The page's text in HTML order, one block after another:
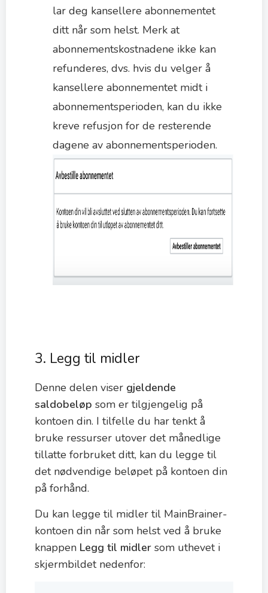
lar deg kansellere abonnementet
ditt når som helst. Merk at
abonnementskostnadene ikke kan
refunderes, dvs. hvis du velger å
kansellere abonnementet midt i
abonnementsperioden, kan du ikke
kreve refusjon for de resterende
dagene av abonnementsperioden.
3. Legg til midler
Denne delen viser gjeldende
saldobeløp som er tilgjengelig på
kontoen din. I tilfelle du har tenkt å
bruke ressurser utover det månedlige
tillatte forbruket ditt, kan du legge til
det nødvendige beløpet på kontoen din
på forhånd.
Du kan legge til midler til MainBrainer-
kontoen din når som helst ved å bruke
knappen Legg til midler som uthevet i
skjermbildet nedenfor: